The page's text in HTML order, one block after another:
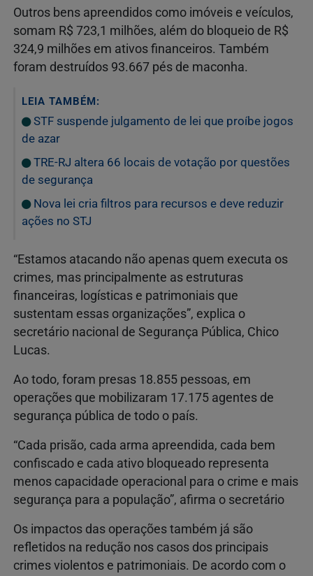
Outros bens apreendidos como imóveis e veículos,
somam R$ 723,1 milhões, além do bloqueio de R$
324,9 milhões em ativos financeiros. Também
foram destruídos 93.667 pés de maconha.
LEIA TAMBÉM:
STF suspende julgamento de lei que proíbe jogos
de azar
TRE-RJ altera 66 locais de votação por questões
de segurança
Nova lei cria filtros para recursos e deve reduzir
ações no STJ
“Estamos atacando não apenas quem executa os
crimes, mas principalmente as estruturas
financeiras, logísticas e patrimoniais que
sustentam essas organizações”, explica o
secretário nacional de Segurança Pública, Chico
Lucas.
Ao todo, foram presas 18.855 pessoas, em
operações que mobilizaram 17.175 agentes de
segurança pública de todo o país.
“Cada prisão, cada arma apreendida, cada bem
confiscado e cada ativo bloqueado representa
menos capacidade operacional para o crime e mais
segurança para a população”, afirma o secretário
Os impactos das operações também já são
refletidos na redução nos casos dos principais
crimes violentos e patrimoniais. De acordo com o